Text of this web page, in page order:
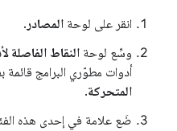
انقر على لوحة المصادر .
وسِّع لوحة النقاط الفاصلة
أدوات مطوّري البرامج قائمة
المتحركة.
ضَع علامة في إحدى هذه